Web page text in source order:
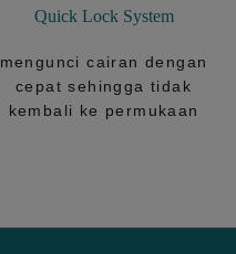
Quick Lock System
mengunci cairan dengan
cepat sehingga tidak
kembali ke permukaan